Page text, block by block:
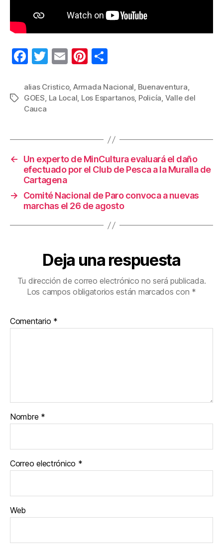
F
c
e
o
o
k
T
tt
er
E
ail
Pi
er
e
m
p
tir
Etiquetas
alias Cristico, Armada Nacional, Buenaventura,
GOES, La Local, Los Espartanos, Policía, Valle del
Cauca
←
Un experto de MinCultura evaluará el daño
efectuado por el Club de Pesca a la Muralla de
Cartagena
→
Comité Nacional de Paro convoca a nuevas
marchas el 26 de agosto
Deja una respuesta
Tu dirección de correo electrónico no será publicada.
Los campos obligatorios están marcados con *
Comentario *
Nombre *
Correo electrónico *
Web